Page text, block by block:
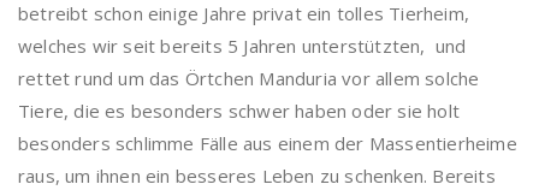
betreibt schon einige Jahre privat ein tolles Tierheim,
welches wir seit bereits 5 Jahren unterstützten, und
rettet rund um das Örtchen Manduria vor allem solche
Tiere, die es besonders schwer haben oder sie holt
besonders schlimme Fälle aus einem der Massentierheime
raus, um ihnen ein besseres Leben zu schenken. Bereits